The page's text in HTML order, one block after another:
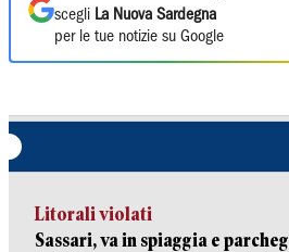
scegli La Nuova Sardegna
per le tue notizie su Google
Litorali violati
Sassari, va in spiaggia e